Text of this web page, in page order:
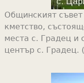
Общинският съвет
кметство,
места с. Градец и
център с. Градец.